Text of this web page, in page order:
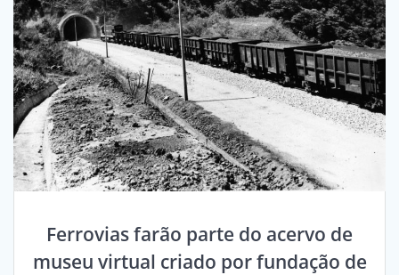
Ferrovias farão parte do acervo de
museu virtual criado por fundação de